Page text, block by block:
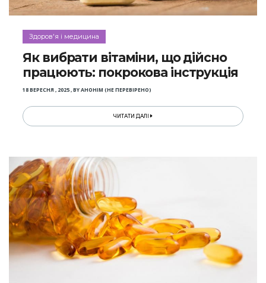
Здоров'я і медицина
Як вибрати вітаміни, що дійсно
працюють: покрокова інструкція
18 ВЕРЕСНЯ , 2025,BYАНОНІМ (НЕ ПЕРЕВІРЕНО)
ЧИТАТИ ДАЛІ